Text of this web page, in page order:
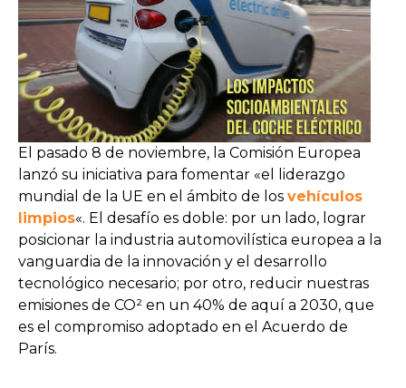
El pasado 8 de noviembre, la Comisión Europea
lanzó su iniciativa para fomentar «el liderazgo
mundial de la UE en el ámbito de los vehículos
limpios«. El desafío es doble: por un lado, lograr
posicionar la industria automovilística europea a la
vanguardia de la innovación y el desarrollo
tecnológico necesario; por otro, reducir nuestras
emisiones de CO² en un 40% de aquí a 2030, que
es el compromiso adoptado en el Acuerdo de
París.